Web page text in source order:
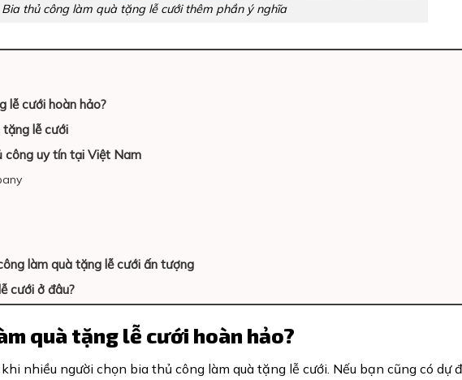
Bia thủ công làm quà tặng lễ cưới thêm phần ý nghĩa
lễ cưới hoàn hảo?
tặng lễ cưới
công uy tín tại Việt Nam
làm quà tặng lễ cưới ấn tượng
cưới ở đâu?
quà tặng lễ cưới hoàn hảo?
nhiều người chọn bia thủ công làm quà tặng lễ cưới. Nếu bạn cũng có dự